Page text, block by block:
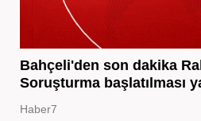
Bahçeli'den son dakika
Soruşturma başlatılması
Haber7